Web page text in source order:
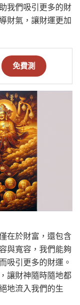
我們吸引更多的財
財氣，讓財運更加
免費測
在於財富，還包含
與寬容，我們能夠
吸引更多的財運。
讓財神隨時隨地都
地流入我們的生